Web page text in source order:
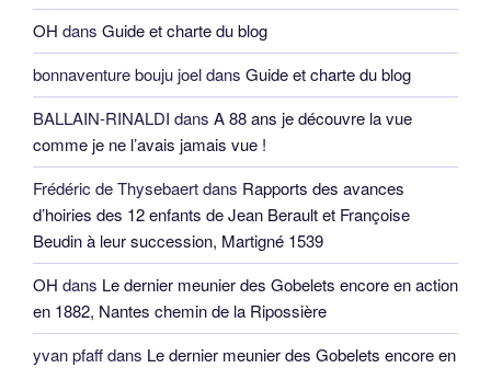
OH dans Guide et charte du blog
bonnaventure bouju joeldans Guide et charte du blog
BALLAIN-RINALDI dans A 88 ans je découvre la vue
comme je ne l’avais jamais vue !
Frédéric de Thysebaertdans Rapports des avances
d’hoiries des 12 enfants de Jean Berault et Françoise
Beudin à leur succession, Martigné 1539
OH dans Le dernier meunier des Gobelets encore en action
en 1882, Nantes chemin de la Ripossière
yvan pfaffdans Le dernier meunier des Gobelets encore en